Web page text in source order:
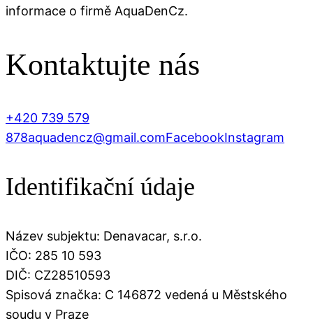
informace o firmě AquaDenCz.
Kontaktujte nás
+420 739 579
878aquadencz@gmail.comFacebookInstagram
Identifikační údaje
Název subjektu: Denavacar, s.r.o.
IČO: 285 10 593
DIČ: CZ28510593
Spisová značka: C 146872 vedená u Městského
soudu v Praze